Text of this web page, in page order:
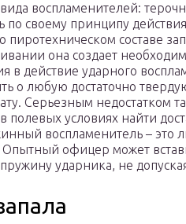
воспламенителей:
своему принципу
составе
она создает
в действие ударного
о любую достаточно
Серьезным недостатком
полевых условиях найти
воспламенитель – это
Опытный офицер может
ударника, не